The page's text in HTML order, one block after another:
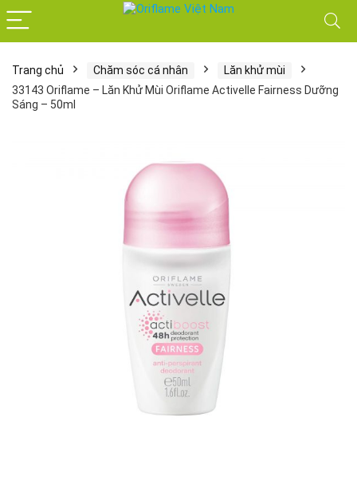
Trang chủ Chăm sóc cá nhân
Lăn khử mùi
33143 Oriflame – Lăn Khử Mùi Oriflame Activelle Fairness Dưỡng
Sáng – 50ml